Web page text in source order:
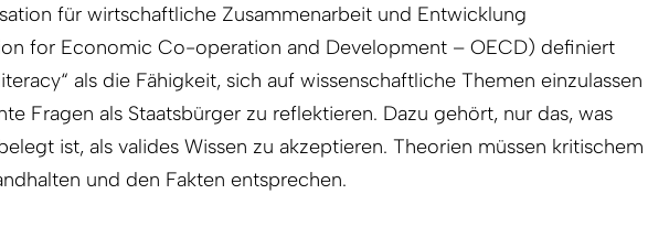
für wirtschaftliche Zusammenarbeit und Entwicklung
for Economic Co-operation and Development – OECD) definiert
als die Fähigkeit, sich auf wissenschaftliche Themen einzulassen
Fragen als Staatsbürger zu reflektieren. Dazu gehört, nur das, was
ist, als valides Wissen zu akzeptieren. Theorien müssen kritischem
und den Fakten entsprechen.